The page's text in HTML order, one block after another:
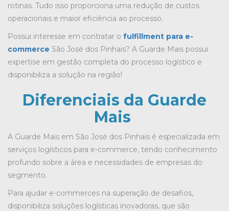
rotinas. Tudo isso proporciona uma redução de custos
operacionais e maior eficiência ao processo.
Possui interesse em contratar o fulfillment para e-
commerce São José dos Pinhais? A Guarde Mais possui
expertise em gestão completa do processo logístico e
disponibiliza a solução na região!
Diferenciais da Guarde
Mais
A Guarde Mais em São José dos Pinhais é especializada em
serviços logísticos para e-commerce, tendo conhecimento
profundo sobre a área e necessidades de empresas do
segmento.
Para ajudar e-commerces na superação de desafios,
disponibiliza soluções logísticas inovadoras, que são